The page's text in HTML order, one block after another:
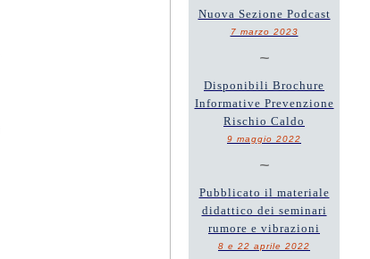
Nuova Sezione Podcast
7 marzo 2023
~
Disponibili Brochure
Informative Prevenzione
Rischio Caldo
9 maggio 2022
~
Pubblicato il materiale
didattico dei seminari
rumore e vibrazioni
8 e 22 aprile 2022